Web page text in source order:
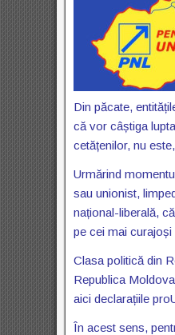
Din păcate,
că vor câștiga
cetățenilor, nu
Urmărind
sau unionist,
național-liberală,
pe cei mai
Clasa politică din
Republica
aici declarațiile
În acest sens,